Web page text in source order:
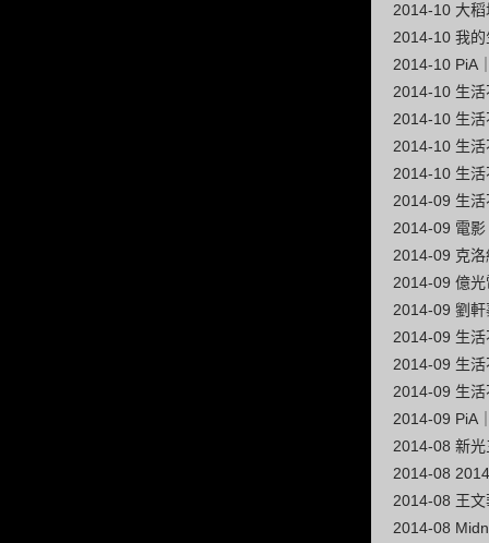
2014-10 大
2014-10 我的
2014-10 PiA
2014-10 生活
2014-10 生活
2014-10 生活
2014-10 生活
2014-09 生活
2014-09 電
2014-09 克
2014-09 億
2014-09 劉
2014-09 生
2014-09 生
2014-09 生
2014-09 PiA
2014-08 新
2014-08
2014-08 王
2014-08